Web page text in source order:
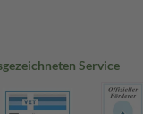
Service